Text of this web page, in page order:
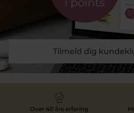
Tilmeld dig
Over 40 års erfaring